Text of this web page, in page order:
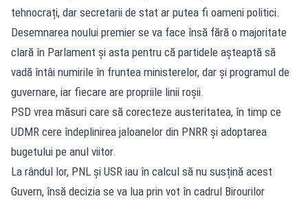
tehnocrați, dar secretarii de stat ar putea fi oameni politici.
Desemnarea noului premier se va face însă fără o majoritate
clară în Parlament și asta pentru că partidele așteaptă să
vadă întâi numirile în fruntea ministerelor, dar și programul de
guvernare, iar fiecare are propriile linii roșii.
PSD vrea măsuri care să corecteze austeritatea, în timp ce
UDMR cere îndeplinirea jaloanelor din PNRR și adoptarea
bugetului pe anul viitor.
La rândul lor, PNL și USR iau în calcul să nu susțină acest
Guvern, însă decizia se va lua prin vot în cadrul Birourilor